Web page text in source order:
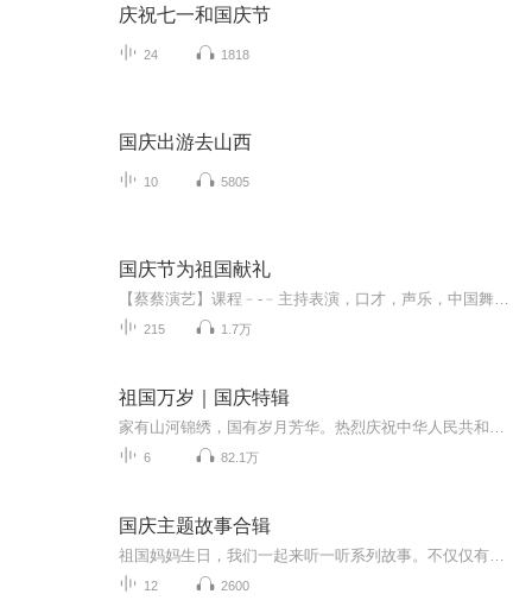
庆祝七一和国庆节
24 1818
国庆出游去山西
10 5805
国庆节为祖国献礼
215 1.7万
祖国万岁｜国庆特辑
6 82.1万
国庆主题故事合辑
12 2600